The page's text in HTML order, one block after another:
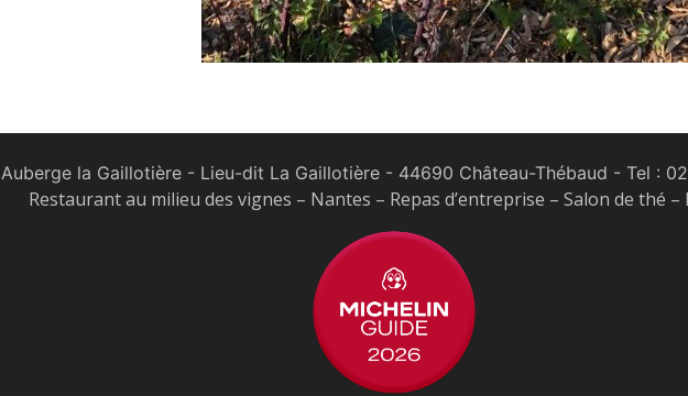
Auberge la Gaillotière - Lieu-dit La Gaillotière - 44690 Château-Thébaud - Tel :
Restaurant au milieu des vignes – Nantes – Repas d’entreprise – Salon de thé